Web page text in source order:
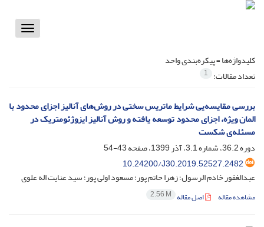
Toggle
کلیدواژه‌ها =پیکره‌بندی واحد
تعداد مقالات: 1
بررسی مقایسه‌یی شرایط ماتریس سختی در روش‌های آنالیز اجزای محدود با
المان ویژه، اجزای محدود توسعه یافته و روش آنالیز ایزوژئومتریک در
مسئله‌ی شکست
دوره 36.2، شماره 3.1، آذر 1399، صفحه
43-54
10.24200/J30.2019.52527.2482
عبدالغفور خادم الرسول؛ زهرا حاتم پور؛ مسعود اولی پور؛ سید عنایت اله علوی
مشاهده مقاله اصل مقاله 2.56 M